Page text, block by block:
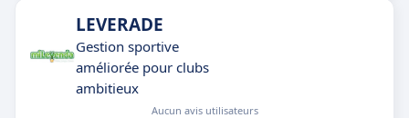
LEVERADE
Gestion sportive
améliorée pour clubs
ambitieux
Aucun avis utilisateurs